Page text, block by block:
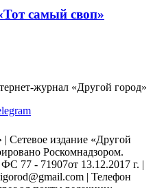
самый своп»
журнал «Другой город»
издание «Другой
Роскомнадзором.
77 - 71907от 13.12.2017 г. |
| Телефон